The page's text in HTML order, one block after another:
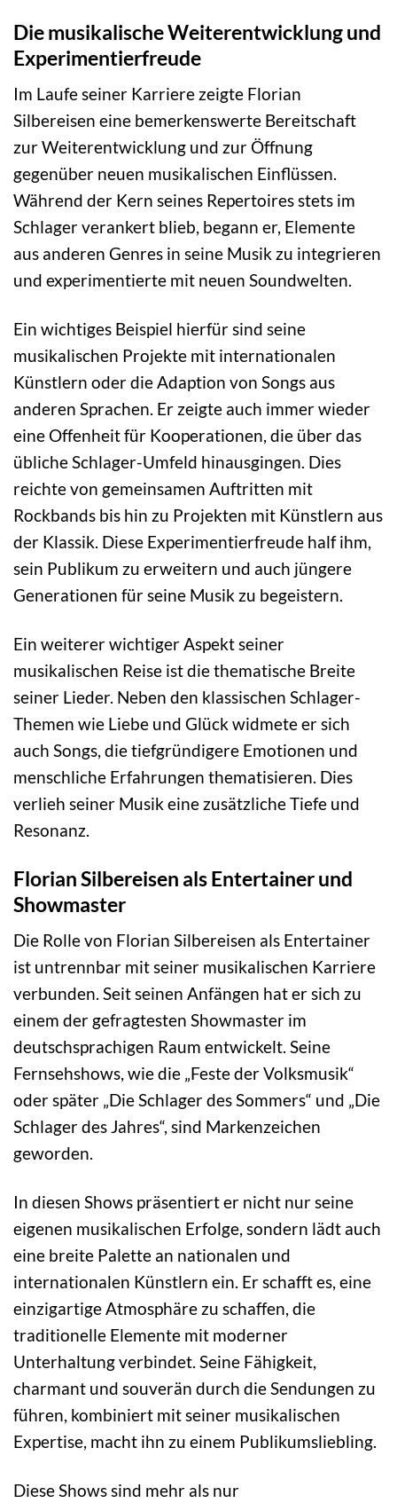
Die musikalische Weiterentwicklung und
Experimentierfreude
Im Laufe seiner Karriere zeigte Florian
Silbereisen eine bemerkenswerte Bereitschaft
zur Weiterentwicklung und zur Öffnung
gegenüber neuen musikalischen Einflüssen.
Während der Kern seines Repertoires stets im
Schlager verankert blieb, begann er, Elemente
aus anderen Genres in seine Musik zu integrieren
und experimentierte mit neuen Soundwelten.
Ein wichtiges Beispiel hierfür sind seine
musikalischen Projekte mit internationalen
Künstlern oder die Adaption von Songs aus
anderen Sprachen. Er zeigte auch immer wieder
eine Offenheit für Kooperationen, die über das
übliche Schlager-Umfeld hinausgingen. Dies
reichte von gemeinsamen Auftritten mit
Rockbands bis hin zu Projekten mit Künstlern aus
der Klassik. Diese Experimentierfreude half ihm,
sein Publikum zu erweitern und auch jüngere
Generationen für seine Musik zu begeistern.
Ein weiterer wichtiger Aspekt seiner
musikalischen Reise ist die thematische Breite
seiner Lieder. Neben den klassischen Schlager-
Themen wie Liebe und Glück widmete er sich
auch Songs, die tiefgründigere Emotionen und
menschliche Erfahrungen thematisieren. Dies
verlieh seiner Musik eine zusätzliche Tiefe und
Resonanz.
Florian Silbereisen als Entertainer und
Showmaster
Die Rolle von Florian Silbereisen als Entertainer
ist untrennbar mit seiner musikalischen Karriere
verbunden. Seit seinen Anfängen hat er sich zu
einem der gefragtesten Showmaster im
deutschsprachigen Raum entwickelt. Seine
Fernsehshows, wie die „Feste der Volksmusik“
oder später „Die Schlager des Sommers“ und „Die
Schlager des Jahres“, sind Markenzeichen
geworden.
In diesen Shows präsentiert er nicht nur seine
eigenen musikalischen Erfolge, sondern lädt auch
eine breite Palette an nationalen und
internationalen Künstlern ein. Er schafft es, eine
einzigartige Atmosphäre zu schaffen, die
traditionelle Elemente mit moderner
Unterhaltung verbindet. Seine Fähigkeit,
charmant und souverän durch die Sendungen zu
führen, kombiniert mit seiner musikalischen
Expertise, macht ihn zu einem Publikumsliebling.
Diese Shows sind mehr als nur